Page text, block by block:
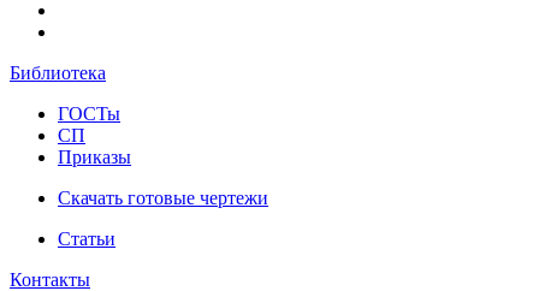
Библиотека
ГОСТы
СП
Приказы
Скачать готовые чертежи
Статьи
Контакты